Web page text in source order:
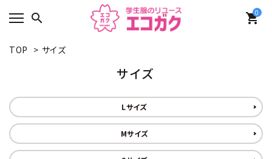
search 0
shopping_cart
TOP > サイズ
サイズ
Lサイズ
Mサイズ